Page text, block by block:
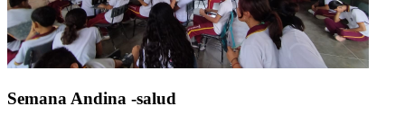
Semana Andina -salud